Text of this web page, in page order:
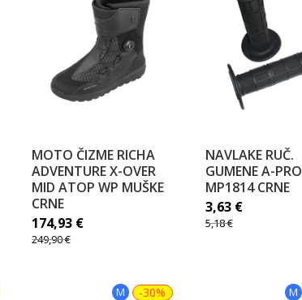
MOTO ČIZME RICHA
ADVENTURE X-OVER
MID ATOP WP MUŠKE
CRNE
174,93 €
249,90€
NAVLAKE RUČ.
GUMENE A-PRO
MP1814 CRNE
3,63 €
5,18€
M -30% M